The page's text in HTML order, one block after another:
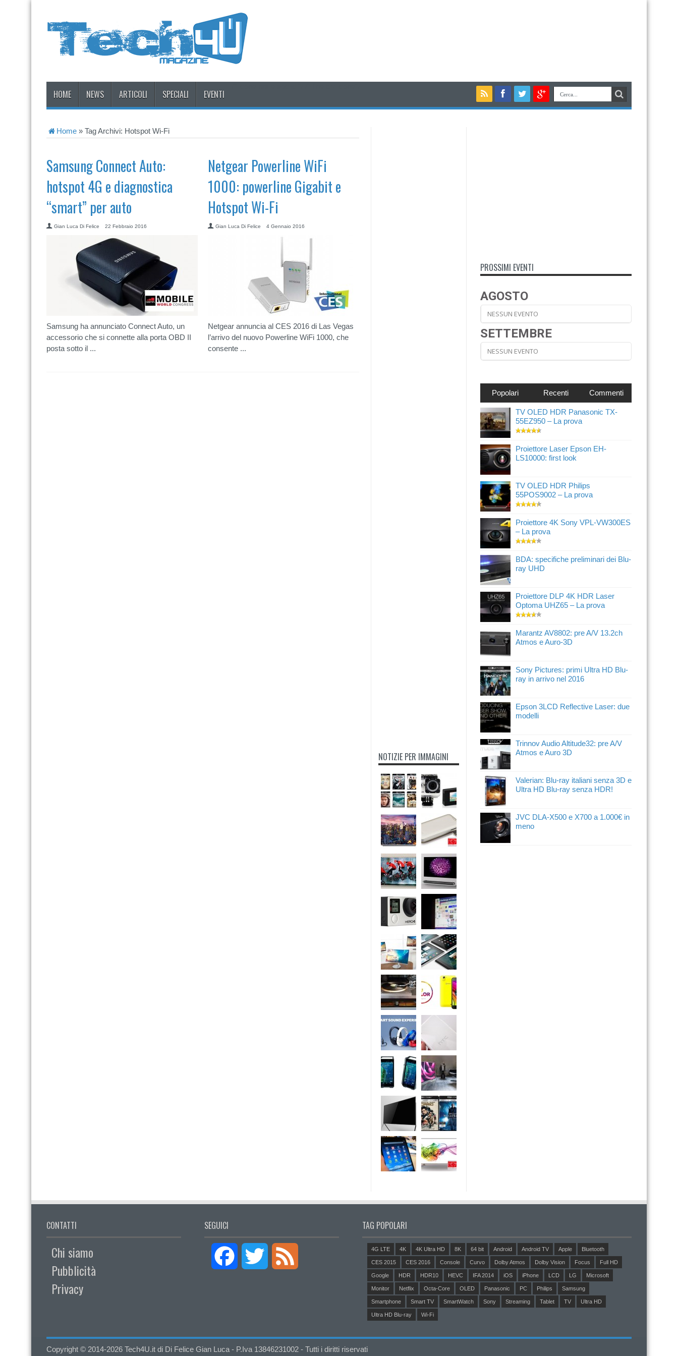
HOME NEWS ARTICOLI SPECIALI EVENTI
Home » Tag Archivi: Hotspot Wi-Fi
Samsung Connect Auto:
hotspot 4G e diagnostica
“smart” per auto
Gian Luca Di Felice 22 Febbraio 2016
Samsung ha annunciato Connect Auto, un
accessorio che si connette alla porta OBD II
posta sotto il ...
Netgear Powerline WiFi
1000: powerline Gigabit e
Hotspot Wi-Fi
Gian Luca Di Felice 4 Gennaio 2016
Netgear annuncia al CES 2016 di Las Vegas
l’arrivo del nuovo Powerline WiFi 1000, che
consente ...
NOTIZIE PER IMMAGINI
PROSSIMI EVENTI
AGOSTO
NESSUN EVENTO
SETTEMBRE
NESSUN EVENTO
Popolari Recenti Commenti
TV OLED HDR Panasonic TX-
55EZ950 – La prova
Proiettore Laser Epson EH-
LS10000: first look
TV OLED HDR Philips
55POS9002 – La prova
Proiettore 4K Sony VPL-VW300ES
– La prova
BDA: specifiche preliminari dei Blu-
ray UHD
Proiettore DLP 4K HDR Laser
Optoma UHZ65 – La prova
Marantz AV8802: pre A/V 13.2ch
Atmos e Auro-3D
Sony Pictures: primi Ultra HD Blu-
ray in arrivo nel 2016
Epson 3LCD Reflective Laser: due
modelli
Trinnov Audio Altitude32: pre A/V
Atmos e Auro 3D
Valerian: Blu-ray italiani senza 3D e
Ultra HD Blu-ray senza HDR!
JVC DLA-X500 e X700 a 1.000€ in
meno
CONTATTI
Chi siamo
Pubblicità
Privacy
SEGUICI
Facebook Twitter
TAG POPOLARI
4G LTE 4K 4K Ultra HD 8K 64 bit Android Android TV Apple Bluetooth
CES 2015 CES 2016 Console Curvo Dolby Atmos Dolby Vision Focus Full HD
Google HDR HDR10 HEVC IFA 2014 iOS iPhone LCD LG Microsoft
Monitor Netflix Octa-Core OLED Panasonic PC Philips Samsung
Smartphone Smart TV SmartWatch Sony Streaming Tablet TV Ultra HD
Ultra HD Blu-ray Wi-Fi
Copyright © 2014-2026 Tech4U.it di Di Felice Gian Luca - P.Iva 13846231002 - Tutti i diritti riservati